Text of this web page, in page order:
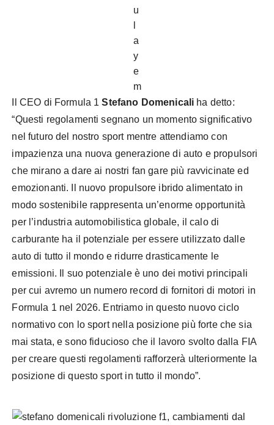
u
a
y
e
m
Il CEO di Formula 1Stefano Domenicali ha detto:
“Questi regolamenti segnano un momento significativo
nel futuro del nostro sport mentre attendiamo con
impazienza una nuova generazione di auto e propulsori
che mirano a dare ai nostri fan gare più ravvicinate ed
emozionanti. Il nuovo propulsore ibrido alimentato in
modo sostenibile rappresenta un’enorme opportunità
per l’industria automobilistica globale, il calo di
carburante ha il potenziale per essere utilizzato dalle
auto di tutto il mondo e ridurre drasticamente le
emissioni. Il suo potenziale è uno dei motivi principali
per cui avremo un numero record di fornitori di motori in
Formula 1 nel 2026. Entriamo in questo nuovo ciclo
normativo con lo sport nella posizione più forte che sia
mai stata, e sono fiducioso che il lavoro svolto dalla FIA
per creare questi regolamenti rafforzerà ulteriormente la
posizione di questo sport in tutto il mondo”.